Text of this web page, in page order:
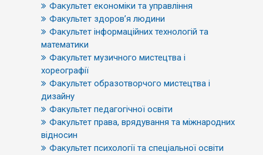
Факультет економіки та управління
Факультет здоров’я людини
Факультет інформаційних технологій та
математики
Факультет музичного мистецтва і
хореографії
Факультет образотворчого мистецтва і
дизайну
Факультет педагогічної освіти
Факультет права, врядування та міжнародних
відносин
Факультет психології та спеціальної освіти